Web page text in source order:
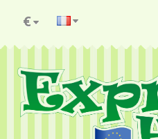
€